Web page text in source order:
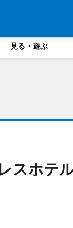
見る・遊ぶ
スホテ